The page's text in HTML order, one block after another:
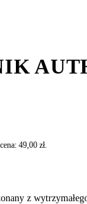
49,00 zł.
z